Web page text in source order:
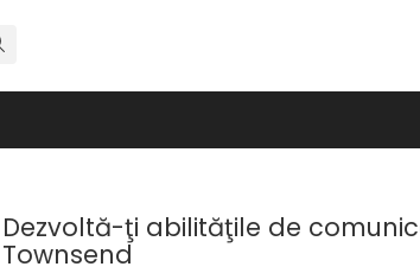
Dezvoltă-ţi abilităţile de
Townsend